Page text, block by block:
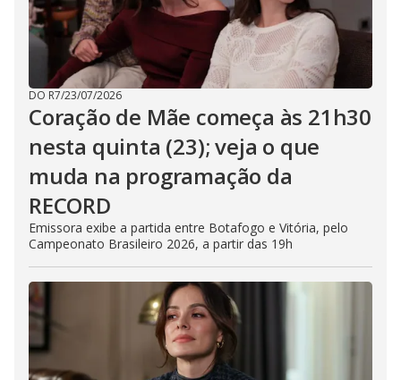
DO R7/23/07/2026
Coração de Mãe começa às 21h30
nesta quinta (23); veja o que
muda na programação da
RECORD
Emissora exibe a partida entre Botafogo e Vitória, pelo
Campeonato Brasileiro 2026, a partir das 19h